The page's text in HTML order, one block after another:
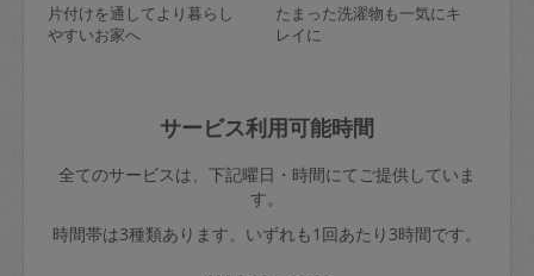
片付けを通してより暮らし
やすいお家へ
たまった洗濯物も一気にキ
レイに
サービス利用可能時間
全てのサービスは、下記曜日・時間にてご提供していま
す。
時間帯は3種類あります。いずれも1回あたり3時間です。